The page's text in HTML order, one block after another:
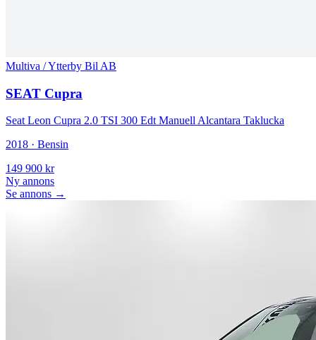
Multiva / Ytterby Bil AB
SEAT Cupra
Seat Leon Cupra 2.0 TSI 300 Edt Manuell Alcantara Taklucka
2018 · Bensin
149 900 kr
Ny annons
Se annons →